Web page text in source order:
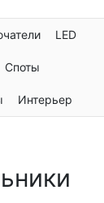
LED
Споты
Интерьер